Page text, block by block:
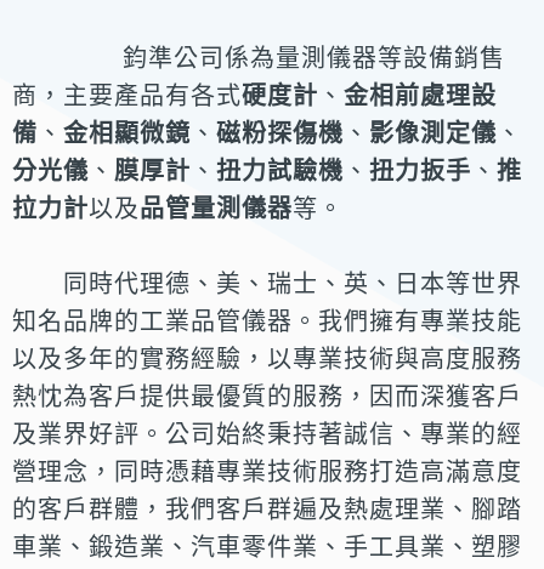
鈞準公司係為量測儀器等設備銷售
商，主要產品有各式硬度計 、 金相前處理設
備 、 金相顯微鏡 、 磁粉探傷機 、 影像測定儀 、
分光儀 、 膜厚計 、 扭力試驗機 、 扭力扳手 、 推
拉力計以及品管量測儀器等。
同時代理德、美、瑞士、英、日本等世界
知名品牌的工業品管儀器。我們擁有專業技能
以及多年的實務經驗，以專業技術與高度服務
熱忱為客戶提供最優質的服務，因而深獲客戶
及業界好評。公司始終秉持著誠信、專業的經
營理念，同時憑藉專業技術服務打造高滿意度
的客戶群體， 我們客戶群遍及熱處理業、腳踏
車業、鍛造業、汽車零件業、手工具業、塑膠